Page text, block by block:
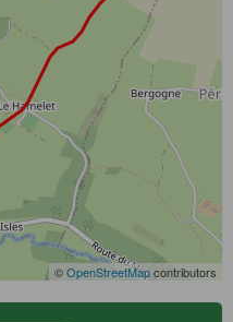
©OpenStreetMapcontributors